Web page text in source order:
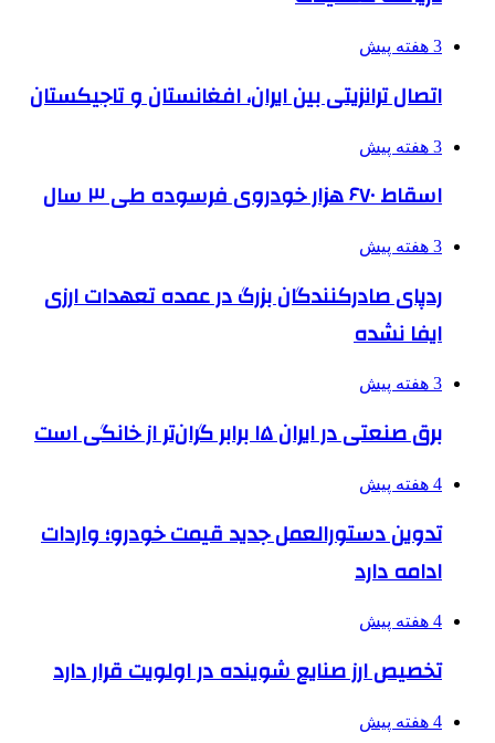
3 هفته پیش
اتصال ترانزیتی بین ایران، افغانستان و تاجیکستان
3 هفته پیش
اسقاط ۶۷۰ هزار خودروی فرسوده طی ۳ سال
3 هفته پیش
ردپای صادرکنندگان بزرگ در عمده تعهدات ارزی
ایفا نشده
3 هفته پیش
برق صنعتی در ایران ۱۵ برابر گران‌تر از خانگی است
4 هفته پیش
تدوین دستورالعمل جدید قیمت خودرو؛ واردات
ادامه دارد
4 هفته پیش
تخصیص ارز صنایع شوینده در اولویت قرار دارد
4 هفته پیش